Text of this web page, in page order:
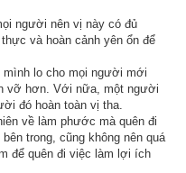
có hai vị tướng sĩ cùng
nói rằng: “Phép dùng
mạnh nhất cho đi trước,
còn những quân yếu
rồi, khi đến chầu vua
nghe rồi liền tin theo lời
đánh vua A-xà-thế, bố trí
người nên vị này có đủ
và hoàn cảnh yên ổn để
lo cho mọi người mới
vỡ hơn. Với nữa, một người
đó hoàn toàn vị tha.
về làm phước mà quên đi
trong, cũng không nên quá
để quên đi việc làm lợi ích